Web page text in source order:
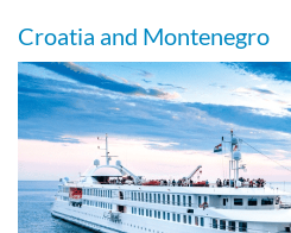
Croatia and Montenegro